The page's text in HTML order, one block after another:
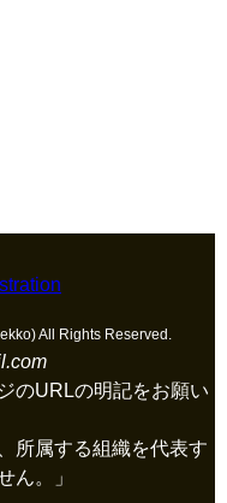
All Rights Reserved.
のURLの明記をお願い
所属する組織を代表す
ん。」